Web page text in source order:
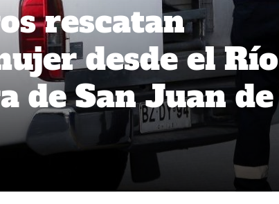
rescatan
desde el Río
de San Juan de